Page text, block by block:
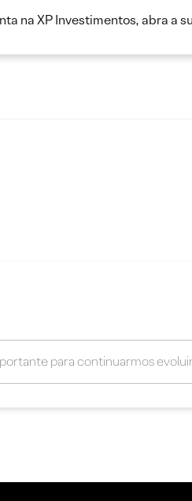
na XP Investimentos, abra a